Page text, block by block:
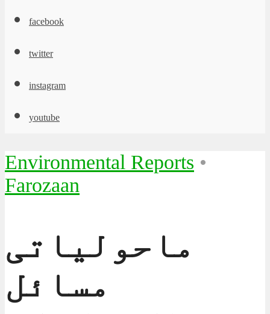
facebook
twitter
instagram
youtube
Environmental Reports •
Farozaan
ماحولیاتی
مسائل